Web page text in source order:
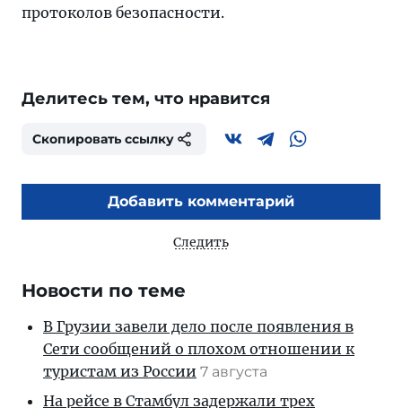
протоколов безопасности.
Делитесь тем, что нравится
Скопировать ссылку
Добавить комментарий
Следить
Новости по теме
В Грузии завели дело после появления в
Сети сообщений о плохом отношении к
туристам из России 7 августа
На рейсе в Стамбул задержали трех